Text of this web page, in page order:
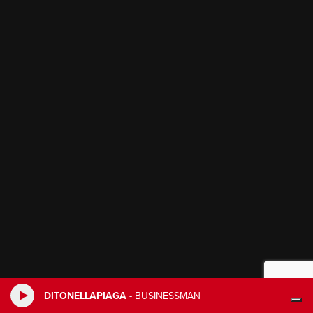
DITONELLAPIAGA - BUSINESSMAN